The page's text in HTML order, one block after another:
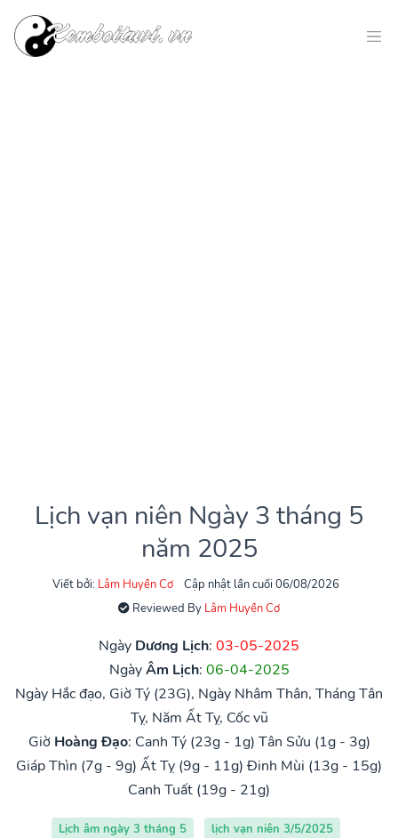
Lịch vạn niên Ngày 3 tháng 5
năm 2025
Viết bởi: Lâm Huyền Cơ
Cập nhật lần cuối 06/08/2026
Reviewed By Lâm Huyền Cơ
Ngày Dương Lịch: 03-05-2025
NgàyÂm Lịch: 06-04-2025
Ngày Hắc đạo, Giờ Tý (23G), Ngày Nhâm Thân, Tháng Tân
Tỵ, Năm Ất Tỵ, Cốc vũ
Giờ Hoàng Đạo: Canh Tý (23g - 1g) Tân Sửu (1g - 3g)
Giáp Thìn (7g - 9g) Ất Tỵ (9g - 11g) Đinh Mùi (13g - 15g)
Canh Tuất (19g - 21g)
Lịch âm ngày 3 tháng 5
lịch vạn niên 3/5/2025